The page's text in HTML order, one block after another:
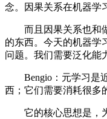
念。因果关系在机器学
而且因果关系也和做
的东西。今天的机器学
问题。我们需要泛化能
Bengio：元学习是近
西；它们需要消耗很多
它的核心思想是，为